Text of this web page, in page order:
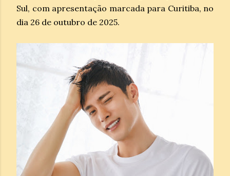
Sul, com apresentação marcada para Curitiba, no
dia 26 de outubro de 2025.